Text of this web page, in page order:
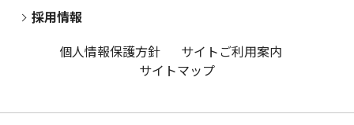
採用情報
個人情報保護方針
サイトご利用案内
サイトマップ